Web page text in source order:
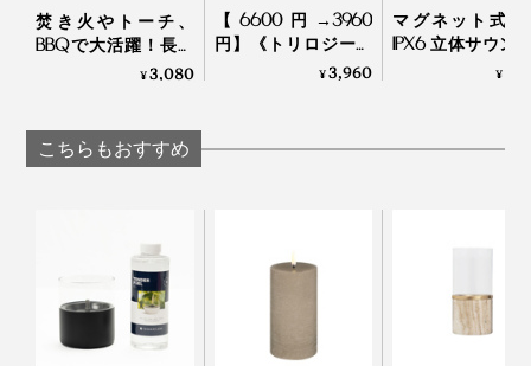
焚き火やトーチ、
BBQで大活躍！長い
ノズルで簡単着火、
ライター」｜iroda
¥3,080
【6600円→3960
円】《トリロジーハ
ースウィック》まる
¥3,960
マグネット式
IPX6 立体サウン
Bluetooth デュア
¥
こちらもおすすめ